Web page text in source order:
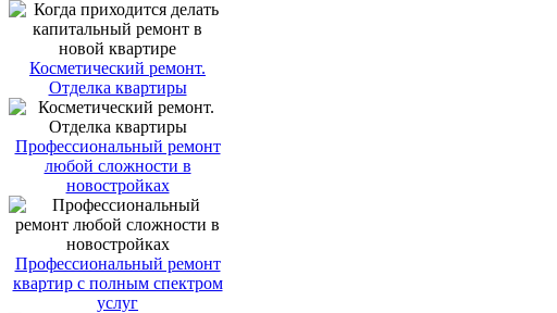
Косметический ремонт.
Отделка квартиры
Профессиональный ремонт
любой сложности в
новостройках
Профессиональный ремонт
квартир с полным спектром
услуг